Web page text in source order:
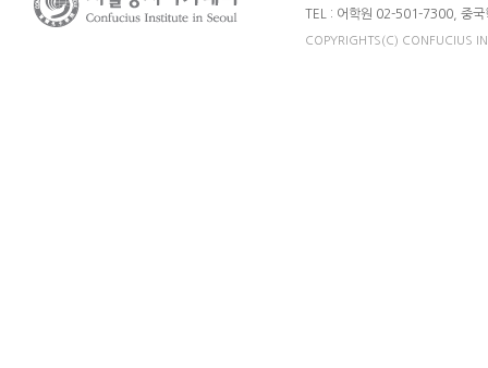
TEL : 어학원 02-501-7300, 중
COPYRIGHTS(C) CONFUCIUS